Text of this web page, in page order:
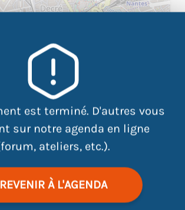
est terminé. D'autres vous
sur notre agenda en ligne
ateliers, etc.).
REVENIR À L'AGENDA
Leaflet |
en général ou bien pour un
Cela passe par l’identification